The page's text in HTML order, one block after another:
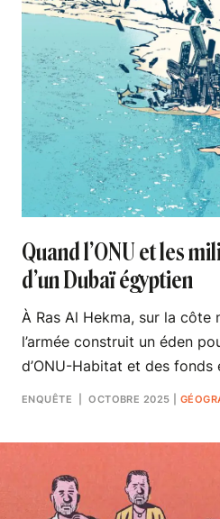
Quand l’ONU et les
d’un Dubaï égyptien
À Ras Al Hekma, sur la côte
l’armée construit un éden
d’ONU-Habitat et des fonds
ENQUÊTE | OCTOBRE 2025